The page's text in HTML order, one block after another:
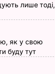
лише тоді,
як у свою
буду тут